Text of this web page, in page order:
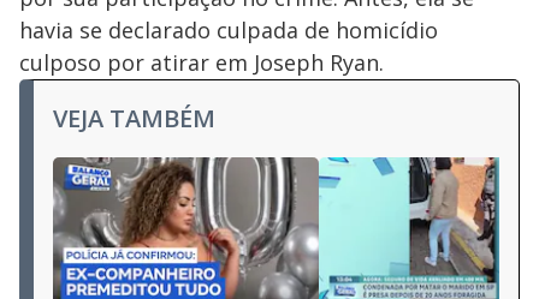
havia se declarado culpada de homicídio
culposo por atirar em Joseph Ryan.
VEJA TAMBÉM